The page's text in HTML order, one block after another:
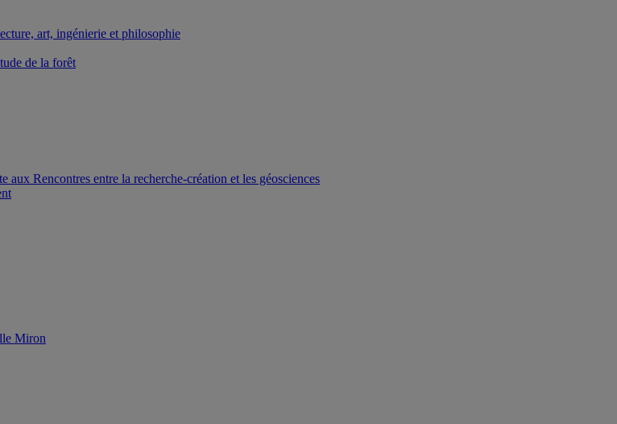
art, ingénierie et philosophie
de la forêt
Rencontres entre la recherche-création et les géosciences
Miron